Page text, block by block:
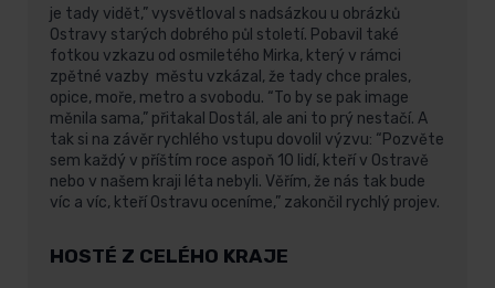
je tady vidět,” vysvětloval s nadsázkou u obrázků
Ostravy starých dobrého půl století. Pobavil také
fotkou vzkazu od osmiletého Mirka, který v rámci
zpětné vazby městu vzkázal, že tady chce prales,
opice, moře, metro a svobodu. “To by se pak image
měnila sama,” přitakal Dostál, ale ani to prý nestačí. A
tak si na závěr rychlého vstupu dovolil výzvu: “Pozvěte
sem každý v příštím roce aspoň 10 lidí, kteří v Ostravě
nebo v našem kraji léta nebyli. Věřím, že nás tak bude
víc a víc, kteří Ostravu oceníme,” zakončil rychlý projev.
HOSTÉ Z CELÉHO KRAJE